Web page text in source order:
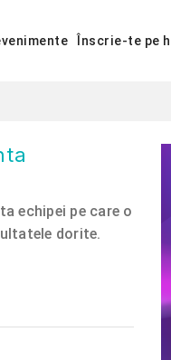
Înscrie-te pe
echipei pe care o
dorite.